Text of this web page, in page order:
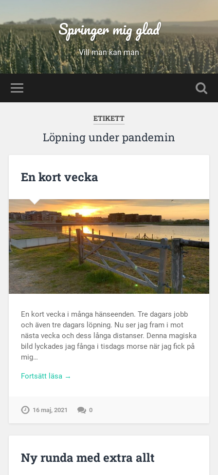
Springer mig glad
Vill man kan man
ETIKETT
Löpning under pandemin
En kort vecka
En kort vecka i många hänseenden. Tre dagars jobb
och även tre dagars löpning. Nu ser jag fram i mot
nästa vecka och dess långa distanser. Denna magiska
bild lyckades jag fånga i tisdags morse när jag fick på
mig…
Fortsätt läsa →
16 maj, 2021 0
Ny runda med extra allt